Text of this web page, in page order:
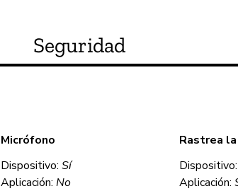
Seguridad
Micrófono
Dispositivo: Sí
Aplicación: No
Rastrea
Aplicación: